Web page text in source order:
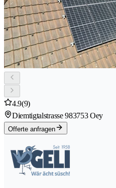
4.9(9)
Diemtigtalstrasse 983753 Oey
Offerte anfragen